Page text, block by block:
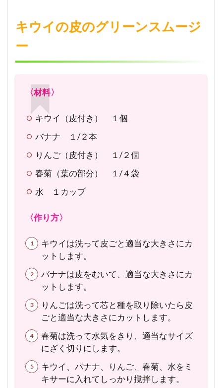
キウイの皮のグリーンスムージ
ー
〈材料〉
キウイ（皮付き） １個
バナナ １/２本
りんご（皮付き） １/２個
春菊（葉の部分） １/４袋
水 １カップ
〈作り方〉
キウイは洗って皮ごと適当な大きさにカ
ットします。
バナナは皮をむいて、適当な大きさにカ
ットします。
りんごは洗って芯と種を取り除いたら皮
ごと適当な大きさにカットします。
春菊は洗って水気をきり、適当なサイズ
にざく切りにします。
キウイ、バナナ、りんご、春菊、水をミ
キサーに入れてしっかり撹拌します。